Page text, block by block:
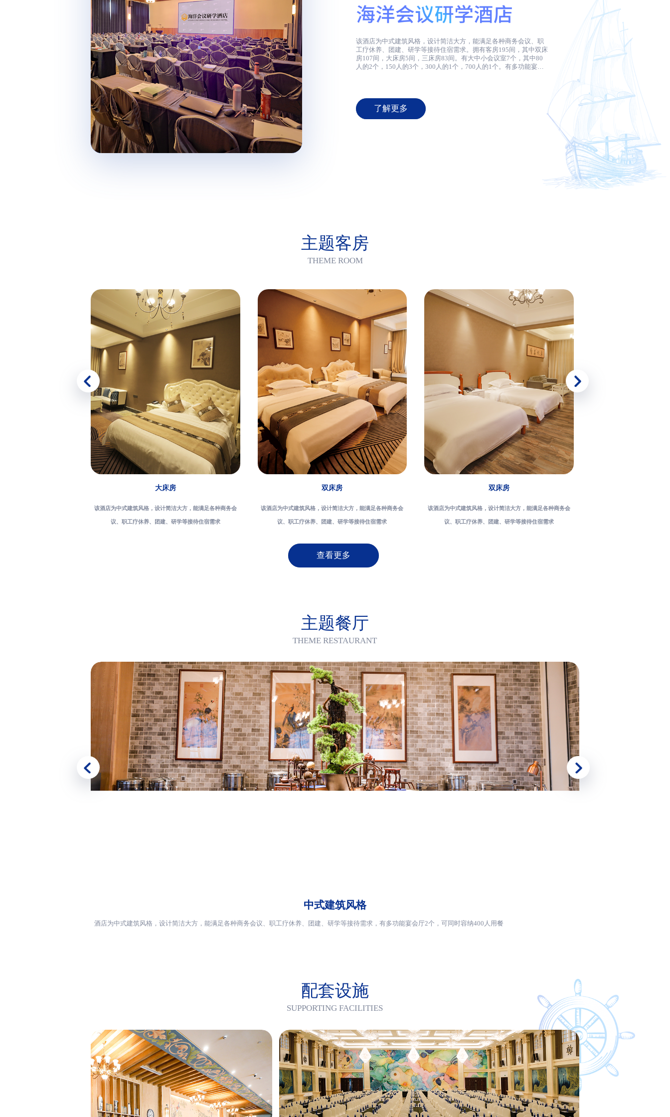
该酒店为中式建筑风格，设计简洁大方，能满足各种商务会议、职
工疗休养、团建、研学等接待住宿需求。拥有客房195间，其中双床
房107间，大床房5间，三床房83间。有大中小会议室7个，其中80
人的2个，150人的3个，300人的1个，700人的1个。有多功能宴会
为理念，以海洋文化为主题，匠心倾注、取精用弘、博采众长,外观
以蓝色为主基调，遍布着海洋生物的形象，鳐鱼造型的大门更是给
人以拥抱大海，回归自然的感受，注重色彩的美感，运用蓝色、粉
了解更多
主题客房
THEME ROOM
大床房
该酒店为中式建筑风格，设计简洁大方，能满足各种商务会
议、职工疗休养、团建、研学等接待住宿需求
双床房
该酒店为中式建筑风格，设计简洁大方，能满足各种商务会
议、职工疗休养、团建、研学等接待住宿需求
双床房
该酒店为中式建筑风格，设计简洁大方，能满足各种商务会
议、职工疗休养、团建、研学等接待住宿需求
查看更多
主题餐厅
THEME RESTAURANT
中式建筑风格
酒店为中式建筑风格，设计简洁大方，能满足各种商务会议、职工疗休养、团建、研学等接待需求，有多功能宴会厅2个，可同时容纳400人用餐
配套设施
SUPPORTING FACILITIES